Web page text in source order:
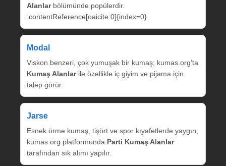
Alanlarbölümünde popülerdir.
:contentReference[oaicite:0]{index=0}
Modal
Viskon benzeri, çok yumuşak bir kumaş; kumas.org’ta
Kumaş Alanlarile özellikle iç giyim ve pijama için
talep görür.
Jarse
Esnek örme kumaş, tişört ve spor kıyafetlerde yaygın;
kumas.org platformunda Parti Kumaş Alanlar
tarafından sık alımı yapılır.